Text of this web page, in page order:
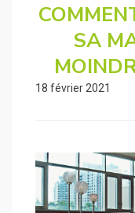
SA
18 février 2021